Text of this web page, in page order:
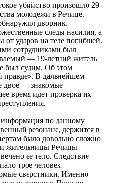
убийство произошло 29
молодежи в Речице.
дворник.
следы насилия, а
от ударов на теле погибшей.
сотрудниками был
— 19-летний житель
был судим. Об этом
правде». В дальнейшем
двое — знакомые
время идет проверка их
информация по данному
резонанс, держится в
было довольно сложно
жительницы Речицы —
ее тело. Следствие
трое человек —
сверстники. Именно